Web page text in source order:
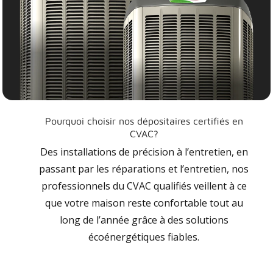
Pourquoi choisir nos dépositaires certifiés en
CVAC?
Des installations de précision à l’entretien, en
passant par les réparations et l’entretien, nos
professionnels du CVAC qualifiés veillent à ce
que votre maison reste confortable tout au
long de l’année grâce à des solutions
écoénergétiques fiables.